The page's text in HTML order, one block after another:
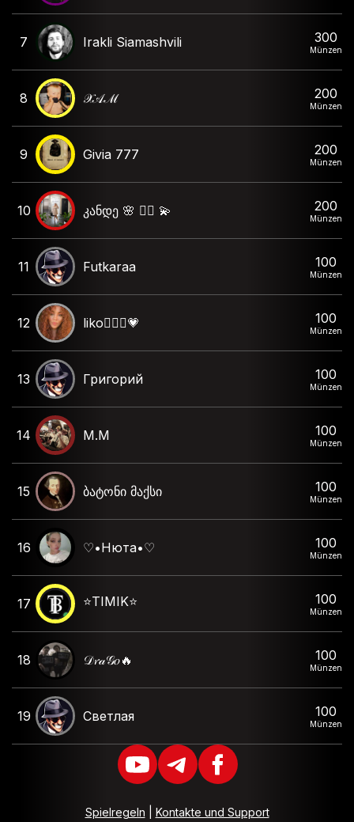
7 Irakli Siamashvili 300
Münzen
8 𝒳𝒜ℳ 200
Münzen
9 Givia 777 200
Münzen
10 კანდე 🌸 ❤️‍🔥 💫 200
Münzen
11 Futkaraa 100
Münzen
12 liko🦸🏻‍♀️💗 100
Münzen
13 Григорий 100
Münzen
14 M.M 100
Münzen
15 ბატონი მაქსი 100
Münzen
16 ♡•Нюта•♡ 100
Münzen
17 ⭐️TIMIK⭐️ 100
Münzen
18 𝒟𝓻𝒶𝒢𝑜🔥 100
Münzen
19 Светлая 100
Münzen
Spielregeln Kontakte und Support